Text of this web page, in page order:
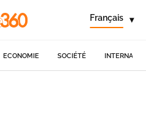
Français ▾
ECONOMIE SOCIÉTÉ